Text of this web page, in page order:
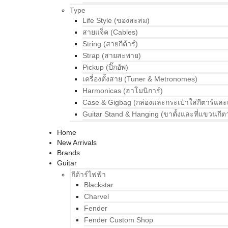
Type
Life Style (ของสะสม)
สายแจ็ค (Cables)
String (สายกีต้าร์)
Strap (สายสะพาย)
Pickup (ปิ๊กอัพ)
เครื่องตั้งสาย (Tuner & Metronomes)
Harmonicas (ฮาโมนิการ์)
Case & Gigbag (กล่องและกระเป๋าใส่กีตาร์และ
Guitar Stand & Hanging (ขาตั้งและที่แขวนกีต
Home
New Arrivals
Brands
Guitar
กีต้าร์ไฟฟ้า
Blackstar
Charvel
Fender
Fender Custom Shop